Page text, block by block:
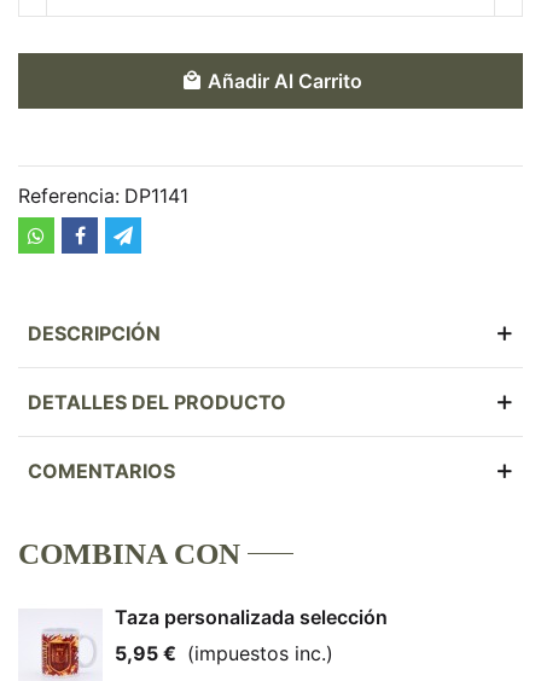
Añadir Al Carrito
Referencia: DP1141
DESCRIPCIÓN
DETALLES DEL PRODUCTO
COMENTARIOS
COMBINA CON
Taza personalizada selección
5,95 € (impuestos inc.)